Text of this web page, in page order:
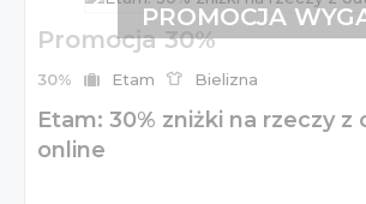
Promocja 30%
30% Etam Bielizna
Etam: 30% zniżki na rzeczy z
online
PROMOCJA